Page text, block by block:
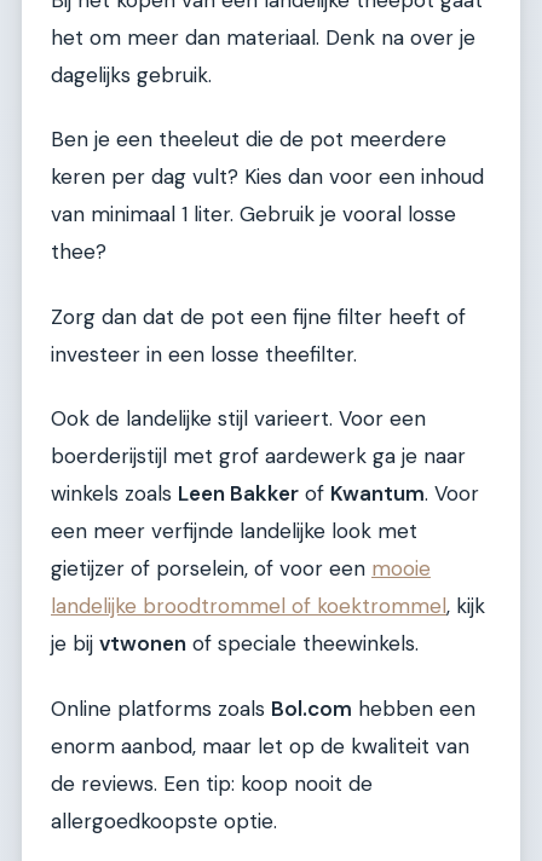
het om meer dan materiaal. Denk na over je
dagelijks gebruik.
Ben je een theeleut die de pot meerdere
keren per dag vult? Kies dan voor een inhoud
van minimaal 1 liter. Gebruik je vooral losse
thee?
Zorg dan dat de pot een fijne filter heeft of
investeer in een losse theefilter.
Ook de landelijke stijl varieert. Voor een
boerderijstijl met grof aardewerk ga je naar
winkels zoals Leen Bakker of Kwantum. Voor
een meer verfijnde landelijke look met
gietijzer of porselein, of voor een mooie
landelijke broodtrommel of koektrommel, kijk
je bij vtwonen of speciale theewinkels.
Online platforms zoals Bol.com hebben een
enorm aanbod, maar let op de kwaliteit van
de reviews. Een tip: koop nooit de
allergoedkoopste optie.